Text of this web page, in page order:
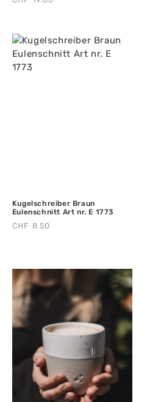
Kugelschreiber Braun
Eulenschnitt Art nr. E 1773
CHF 8.50